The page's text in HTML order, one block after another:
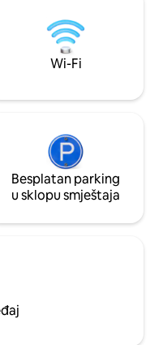
od
prvom spratu. Bazen, teretana, parking i
obezbjeđenje 0-
impresivan
Wi-Fi
Besplatan parking
u sklopu smještaja